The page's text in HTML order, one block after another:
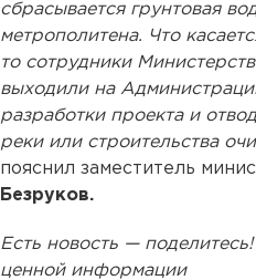
сбрасывается грунтовая
метрополитена. Что
то сотрудники
выходили на
разработки проекта и
реки или строительства
пояснил заместитель
Безруков.
Есть новость —
ценной информации